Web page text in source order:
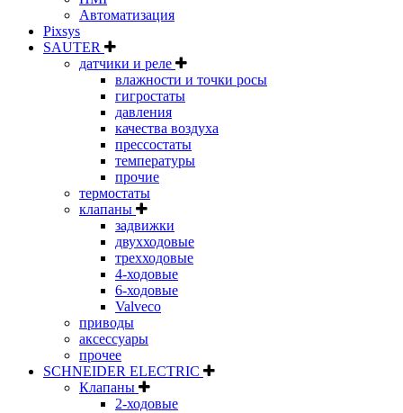
Автоматизация
Pixsys
SAUTER
датчики и реле
влажности и точки росы
гигростаты
давления
качества воздуха
прессостаты
температуры
прочие
термостаты
клапаны
задвижки
двухходовые
трехходовые
4-ходовые
6-ходовые
Valveco
приводы
аксессуары
прочее
SCHNEIDER ELECTRIC
Клапаны
2-ходовые